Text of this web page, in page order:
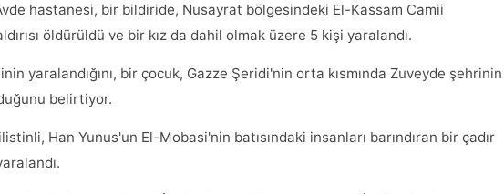
hastanesi, bir bildiride, Nusayrat bölgesindeki El-Kassam Camii
öldürüldü ve bir kız da dahil olmak üzere 5 kişi yaralandı.
yaralandığını, bir çocuk, Gazze Şeridi'nin orta kısmında Zuveyde şehrinin
belirtiyor.
Han Yunus'un El-Mobasi'nin batısındaki insanları barındıran bir çadır